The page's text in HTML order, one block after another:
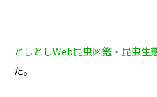
としとしWeb昆虫図鑑・昆虫生
た。